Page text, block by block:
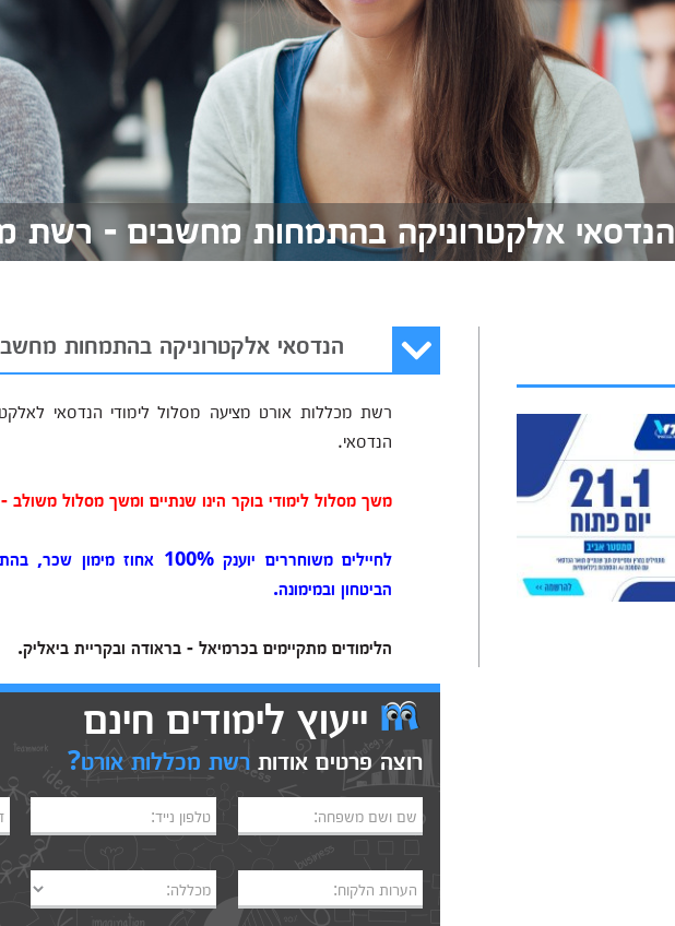
הנדסאי אלקטרוניקה בהתמחות מחשבים - רשת
הנדסאי אלקטרוניקה בהתמחות
רשת מכללות אורט מציעה מסלול לימודי הנדסאי
הנדסאי.
משך מסלול לימודי בוקר הינו שנתיים ומשך מסלול משולב
לחיילים משוחררים יוענק
הביטחון ובמימונה.
הלימודים מתקיימים בכרמיאל - בראודה ובקריית ביאליק.
ייעוץ לימודים חינם
רוצה פרטים אודות רשת מכללות אורט?
שם ושם משפחה: טלפון נייד:
הערות הלקוח: מכללה: